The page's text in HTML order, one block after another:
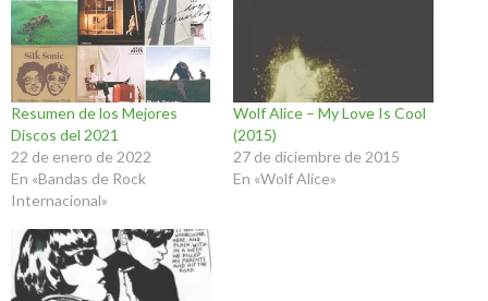
Resumen de los Mejores
Discos del 2021
22 de enero de 2022
En «Bandas de Rock
Internacional»
Wolf Alice – My Love Is Cool
(2015)
27 de diciembre de 2015
En «Wolf Alice»